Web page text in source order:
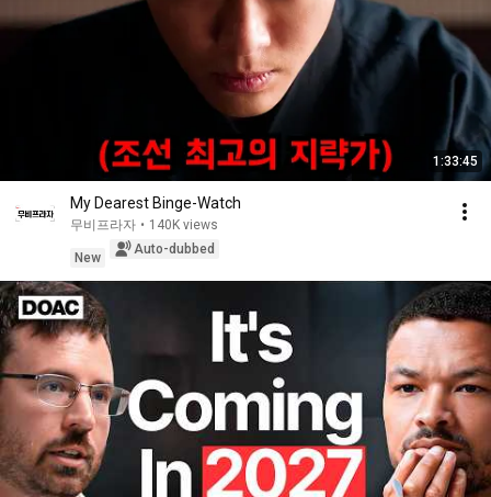
1:33:45
My Dearest Binge-Watch
무비프라자 • 140K views
New
Auto-dubbed